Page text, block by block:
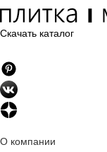
Скачать каталог
О компании